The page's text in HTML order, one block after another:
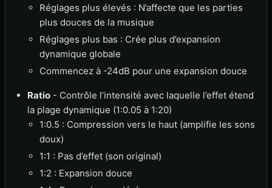
Réglages plus élevés : N’affecte que les parties
plus douces de la musique
Réglages plus bas : Crée plus d’expansion
dynamique globale
Commencez à -24dB pour une expansion douce
Ratio - Contrôle l’intensité avec laquelle l’effet étend
la plage dynamique (1:0.05 à 1:20)
1:0.5 : Compression vers le haut (amplifie les sons
doux)
1:1 : Pas d’effet (son original)
1:2 : Expansion douce